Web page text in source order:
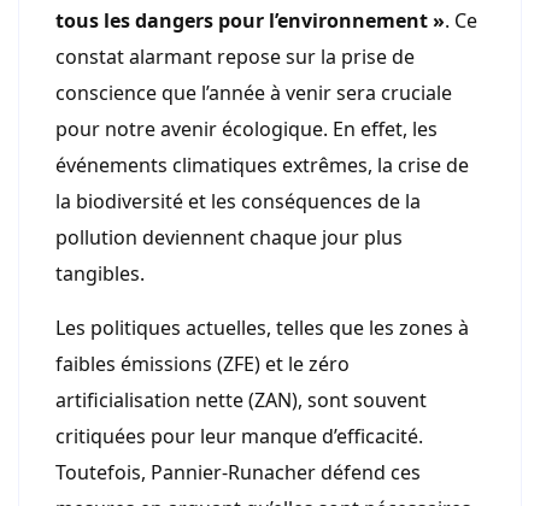
tous les dangers pour l’environnement ». Ce
constat alarmant repose sur la prise de
conscience que l’année à venir sera cruciale
pour notre avenir écologique. En effet, les
événements climatiques extrêmes, la crise de
la biodiversité et les conséquences de la
pollution deviennent chaque jour plus
tangibles.
Les politiques actuelles, telles que les zones à
faibles émissions (ZFE) et le zéro
artificialisation nette (ZAN), sont souvent
critiquées pour leur manque d’efficacité.
Toutefois, Pannier-Runacher défend ces